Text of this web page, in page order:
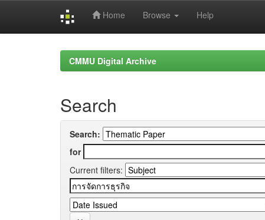
Home Browse Help
CMMU Digital Archive
Search
Search:
for
Current filters: